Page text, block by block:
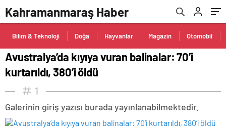
Kahramanmaraş Haber
Bilim & Teknoloji Doğa Hayvanlar Magazin Otomobil
Avustralya’da kıyıya vuran balinalar: 70’i
kurtarıldı, 380’i öldü
1
Galerinin giriş yazısı burada yayınlanabilmektedir.